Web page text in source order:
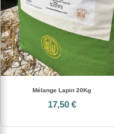
Mélange Lapin 20Kg
17,50 €